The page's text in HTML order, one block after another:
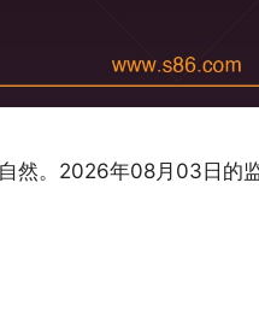
然。2026年08月03日的